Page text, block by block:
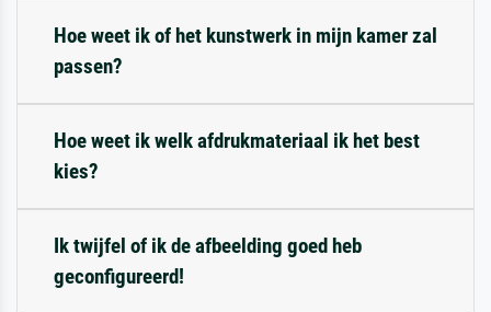
Hoe weet ik of het kunstwerk in mijn kamer zal
passen?
Hoe weet ik welk afdrukmateriaal ik het best
kies?
Ik twijfel of ik de afbeelding goed heb
geconfigureerd!